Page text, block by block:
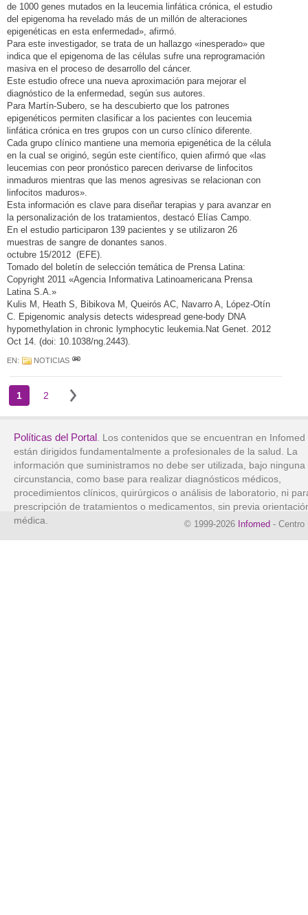
de 1000 genes mutados en la leucemia linfática crónica, el estudio
del epigenoma ha revelado más de un millón de alteraciones
epigenéticas en esta enfermedad», afirmó.
Para este investigador, se trata de un hallazgo «inesperado» que
indica que el epigenoma de las células sufre una reprogramación
masiva en el proceso de desarrollo del cáncer.
Este estudio ofrece una nueva aproximación para mejorar el
diagnóstico de la enfermedad, según sus autores.
Para Martín-Subero, se ha descubierto que los patrones
epigenéticos permiten clasificar a los pacientes con leucemia
linfática crónica en tres grupos con un curso clínico diferente.
Cada grupo clínico mantiene una memoria epigenética de la célula
en la cual se originó, según este científico, quien afirmó que «las
leucemias con peor pronóstico parecen derivarse de linfocitos
inmaduros mientras que las menos agresivas se relacionan con
linfocitos maduros».
Esta información es clave para diseñar terapias y para avanzar en
la personalización de los tratamientos, destacó Elías Campo.
En el estudio participaron 139 pacientes y se utilizaron 26
muestras de sangre de donantes sanos.
octubre 15/2012 (EFE).
Tomado del boletín de selección temática de Prensa Latina:
Copyright 2011 «Agencia Informativa Latinoamericana Prensa
Latina S.A.»
Kulis M, Heath S, Bibikova M, Queirós AC, Navarro A, López-Otín
C. Epigenomic analysis detects widespread gene-body DNA
hypomethylation in chronic lymphocytic leukemia.Nat Genet. 2012
Oct 14. (doi: 10.1038/ng.2443).
EN: NOTICIAS
1 2
Políticas del Portal. Los contenidos que se encuentran en Infomed
están dirigidos fundamentalmente a profesionales de la salud. La
información que suministramos no debe ser utilizada, bajo ninguna
circunstancia, como base para realizar diagnósticos médicos,
procedimientos clínicos, quirúrgicos o análisis de laboratorio, ni
prescripción de tratamientos o medicamentos, sin previa
médica.
© 1999-2026 Infomed - Centro